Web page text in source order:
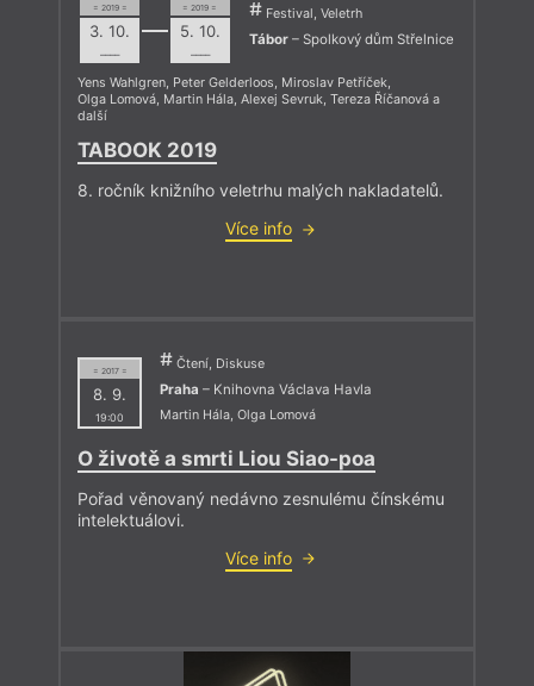
= 2019 =
3. 10.
––––
= 2019 =
5. 10.
––––
Festival, Veletrh
Tábor – Spolkový dům Střelnice
Yens Wahlgren, Peter Gelderloos, Miroslav Petříček,
Olga Lomová, Martin Hála, Alexej Sevruk, Tereza Říčanová a
další
TABOOK 2019
8. ročník knižního veletrhu malých nakladatelů.
Více info
= 2017 =
8. 9.
19:00
Čtení, Diskuse
Praha – Knihovna Václava Havla
Martin Hála, Olga Lomová
O životě a smrti Liou Siao-poa
Pořad věnovaný nedávno zesnulému čínskému
intelektuálovi.
Více info